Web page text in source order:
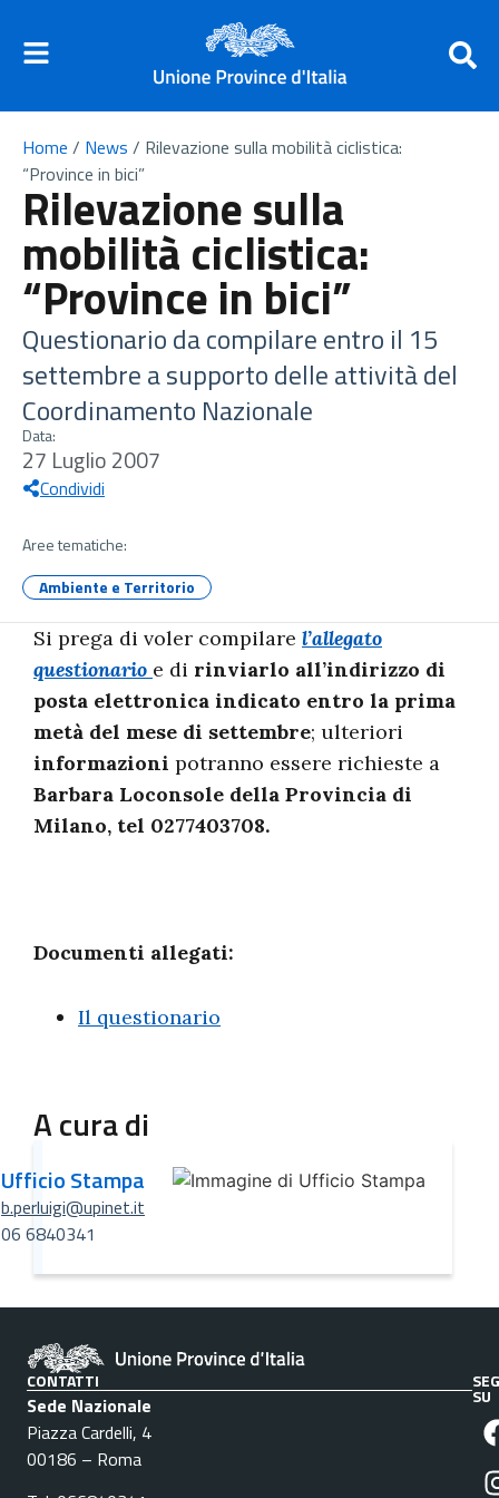
Home / News / Rilevazione sulla mobilità ciclistica:
“Province in bici”
Rilevazione sulla
mobilità ciclistica:
“Province in bici”
Questionario da compilare entro il 15
settembre a supporto delle attività del
Coordinamento Nazionale
Data:
27 Luglio 2007
Condividi
Aree tematiche:
Ambiente e Territorio
Si prega di voler compilare l’allegato
questionario e di rinviarlo all’indirizzo di
posta elettronica indicato entro la prima
metà del mese di settembre; ulteriori
informazioni potranno essere richieste a
Barbara Loconsole della Provincia di
Milano, tel 0277403708.
Documenti allegati:
Il questionario
A cura di
Ufficio Stampa
b.perluigi@upinet.it
06 6840341
CONTATTI
Sede Nazionale
Piazza Cardelli, 4
00186 – Roma
SU